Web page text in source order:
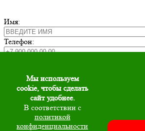
Имя:
Телефон:
Согласие на обработкуперсональных
Мы используем
cookie, чтобы сделать
сайт удобнее.
В соответствии с
политикой
конфиденциальности